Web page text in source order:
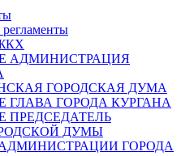
АДМИНИСТРАЦИЯ
ГОРОДСКАЯ ДУМА
ГЛАВА ГОРОДА КУРГАНА
ПРЕДСЕДАТЕЛЬ
ДУМЫ
ГОРОДА